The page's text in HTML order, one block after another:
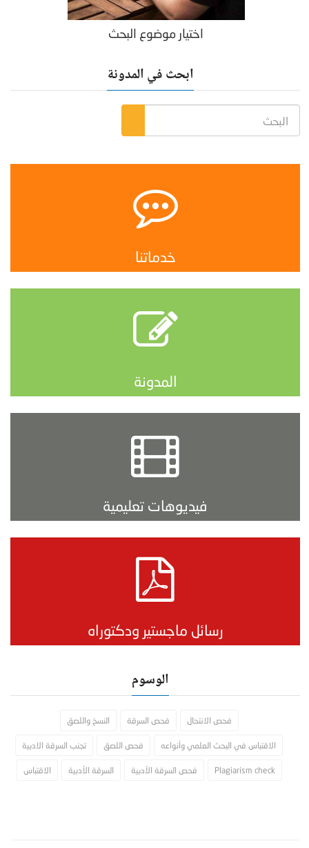
اختيار موضوع البحث
ابحث في المدونة
خدماتنا
المدونة
فيديوهات تعليمية
رسائل ماجستير ودكتوراه
الوسوم
فحص الانتحال فحص السرقة النسخ واللصق
الاقتباس في البحث العلمي وأنواعه فحص اللصق تجنب السرقة الادبية
Plagiarism check فحص السرقة الأدبية السرقة الأدبية الاقتباس